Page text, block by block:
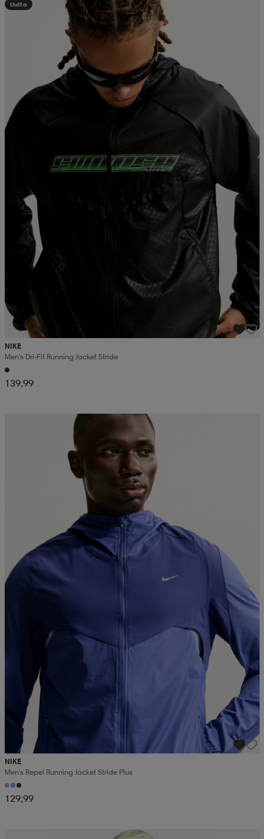
Uutta
NIKE
Men's Dri-Fit Running Jacket Stride
139,99
NIKE
Men's Repel Running Jacket Stride Plus
129,99